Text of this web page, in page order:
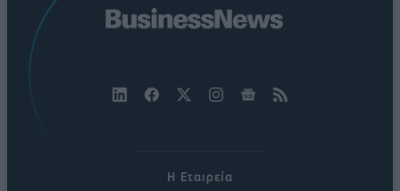
Η Εταιρεία